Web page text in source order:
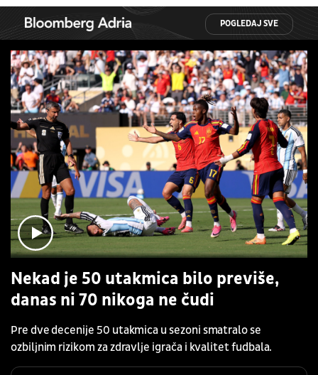
POGLEDAJ SVE
Nekad je 50 utakmica bilo previše,
danas ni 70 nikoga ne čudi
Pre dve decenije 50 utakmica u sezoni smatralo se
ozbiljnim rizikom za zdravlje igrača i kvalitet fudbala.